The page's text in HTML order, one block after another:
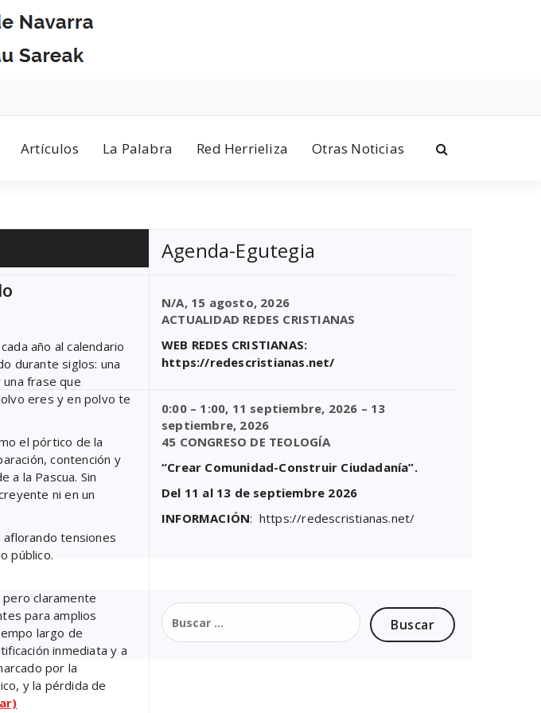
Artículos La Palabra Red Herrieliza Otras Noticias
año al calendario
durante siglos: una
frase que
eres y en polvo te
el pórtico de la
contención y
a la Pascua. Sin
ni en un
aflorando tensiones
público.
claramente
para amplios
largo de
inmediata y a
por la
y la pérdida de
Agenda-Egutegia
N/A, 15 agosto, 2026
ACTUALIDAD REDES CRISTIANAS
WEB REDES CRISTIANAS:
https://redescristianas.net/
0:00 – 1:00, 11 septiembre, 2026 – 13
septiembre, 2026
45 CONGRESO DE TEOLOGÍA
“Crear Comunidad-Construir Ciudadanía”.
Del 11 al 13 de septiembre 2026
INFORMACIÓN: https://redescristianas.net/
Buscar: